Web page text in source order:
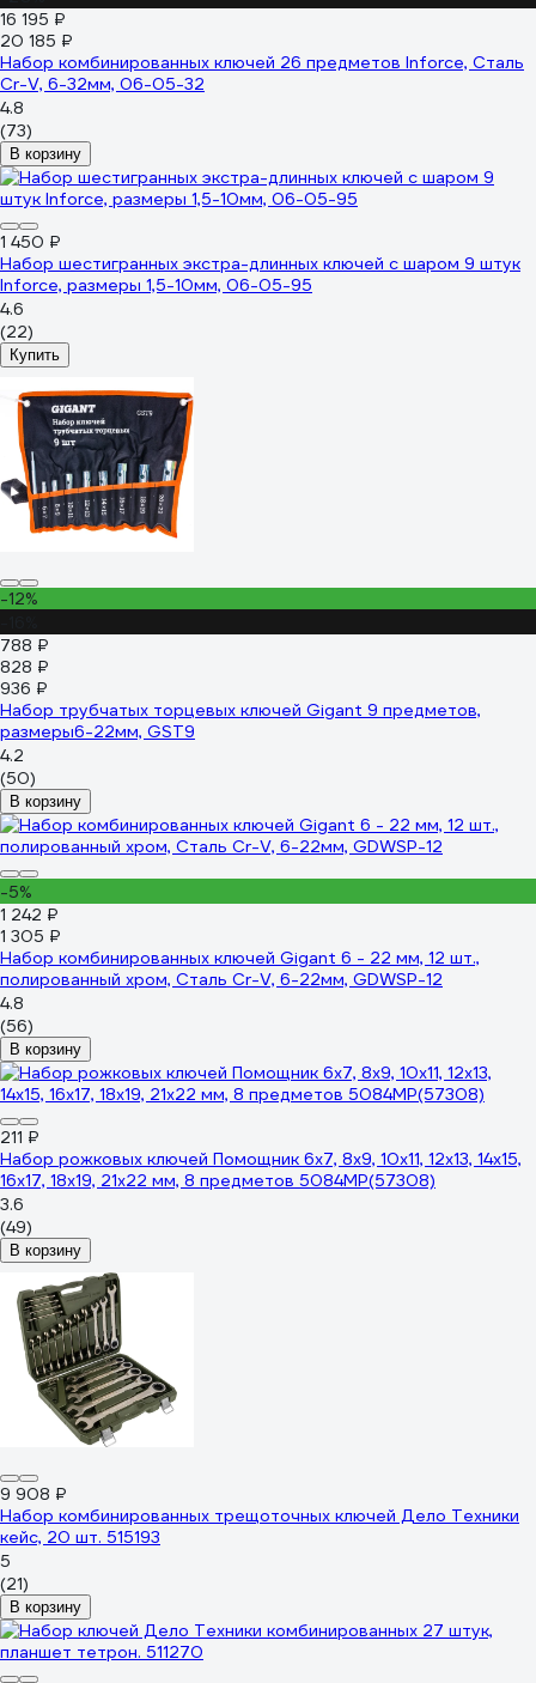
16 195 ₽
20 185 ₽
Набор комбинированных ключей 26 предметов Inforce, Сталь
Cr-V, 6-32мм, 06-05-32
4.8
(73)
В корзину
1 450 ₽
Набор шестигранных экстра-длинных ключей с шаром 9 штук
Inforce, размеры 1,5-10мм, 06-05-95
4.6
(22)
Купить
-12%
788 ₽
828 ₽
936 ₽
Набор трубчатых торцевых ключей Gigant 9 предметов,
размеры6-22мм, GST9
4.2
(50)
В корзину
-5%
1 242 ₽
1 305 ₽
Набор комбинированных ключей Gigant 6 - 22 мм, 12 шт.,
полированный хром, Сталь Cr-V, 6-22мм, GDWSP-12
4.8
(56)
В корзину
211 ₽
Набор рожковых ключей Помощник 6x7, 8x9, 10x11, 12x13, 14x15,
16x17, 18x19, 21x22 мм, 8 предметов 5084MP(57308)
3.6
(49)
В корзину
9 908 ₽
Набор комбинированных трещоточных ключей Дело Техники
кейс, 20 шт. 515193
5
(21)
В корзину